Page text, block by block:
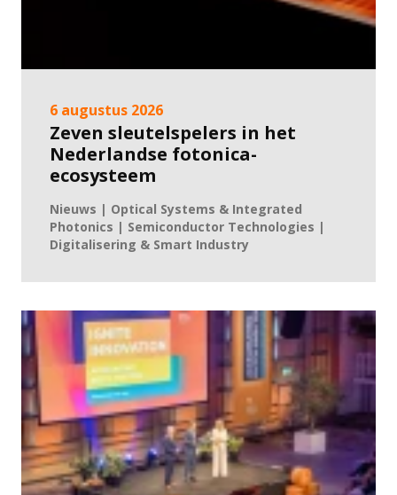
6 augustus 2026
Zeven sleutelspelers in het
Nederlandse fotonica-
ecosysteem
Nieuws | Optical Systems & Integrated
Photonics | Semiconductor Technologies |
Digitalisering & Smart Industry